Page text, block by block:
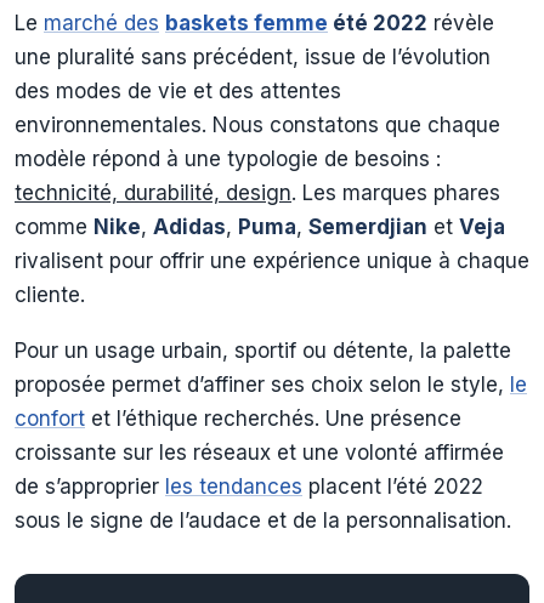
Le marché des baskets femme été 2022 révèle
une pluralité sans précédent, issue de l’évolution
des modes de vie et des attentes
environnementales. Nous constatons que chaque
modèle répond à une typologie de besoins :
technicité, durabilité, design. Les marques phares
comme Nike, Adidas, Puma, Semerdjian et Veja
rivalisent pour offrir une expérience unique à chaque
cliente.
Pour un usage urbain, sportif ou détente, la palette
proposée permet d’affiner ses choix selon le style, le
confort et l’éthique recherchés. Une présence
croissante sur les réseaux et une volonté affirmée
de s’approprier les tendances placent l’été 2022
sous le signe de l’audace et de la personnalisation.